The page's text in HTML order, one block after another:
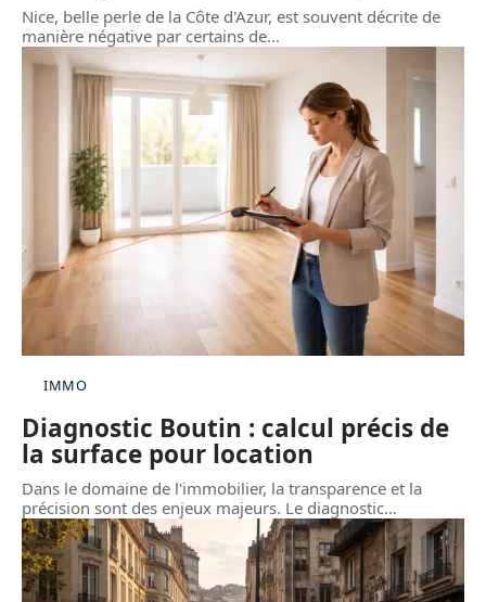
Nice, belle perle de la Côte d'Azur, est souvent décrite de
manière négative par certains de…
IMMO
Diagnostic Boutin : calcul précis de
la surface pour location
Dans le domaine de l'immobilier, la transparence et la
précision sont des enjeux majeurs. Le diagnostic…